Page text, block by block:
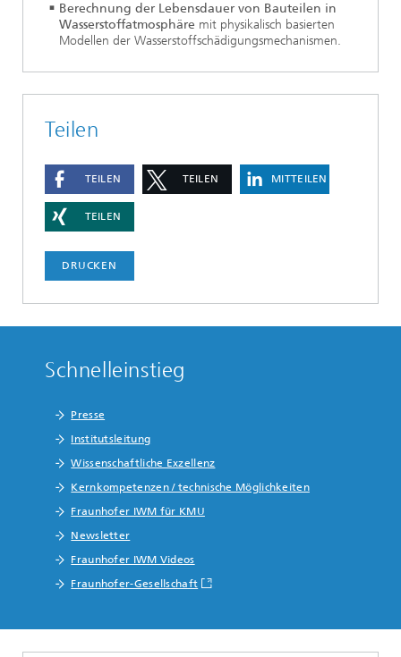
Berechnung der Lebensdauer von Bauteilen in
Wasserstoffatmosphäre mit physikalisch basierten
Modellen der Wasserstoffschädigungsmechanismen.
Teilen
TEILEN TEILEN MITTEILEN
TEILEN
DRUCKEN
Schnelleinstieg
Presse
Institutsleitung
Wissenschaftliche Exzellenz
Kernkompetenzen / technische Möglichkeiten
Fraunhofer IWM für KMU
Newsletter
Fraunhofer IWM Videos
Fraunhofer-Gesellschaft